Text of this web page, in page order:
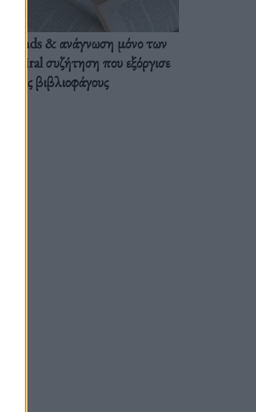
trends & ανάγνωση μόνο των
Η viral συζήτηση που εξόργισε
τους βιβλιοφάγους